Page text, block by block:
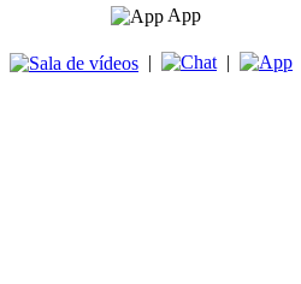
App
| |